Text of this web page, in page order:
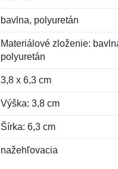
bavlna, polyuretán
Materiálové zloženie:
polyuretán
3,8 x 6,3 cm
Výška: 3,8 cm
Šírka: 6,3 cm
nažehľovacia